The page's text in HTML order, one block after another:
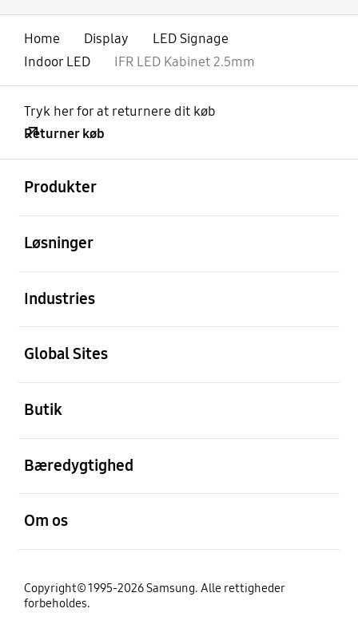
Home Display
LED Signage
Indoor LED
IFR LED Kabinet 2.5mm
Tryk her for at returnere dit køb
Returner køb
Produkter
Løsninger
Industries
Global Sites
Butik
Bæredygtighed
Om os
Copyright© 1995-2026 Samsung. Alle rettigheder
forbeholdes.